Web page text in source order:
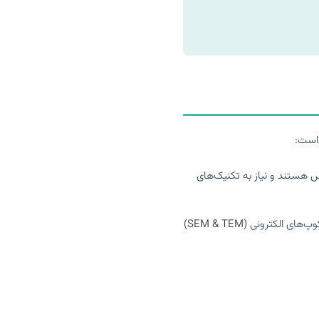
است:
هستند و نیاز به تکنیک‌های
(SEM & TEM)